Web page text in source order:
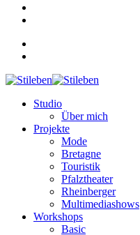
Studio
Über mich
Projekte
Mode
Bretagne
Touristik
Pfalztheater
Rheinberger
Multimediashows
Workshops
Basic